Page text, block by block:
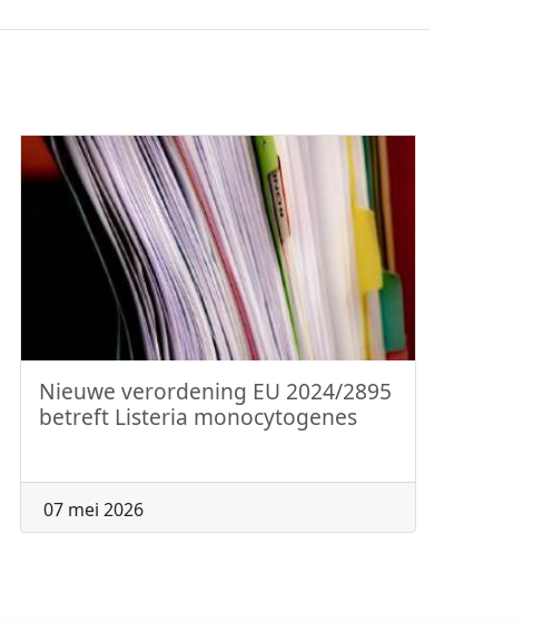
Nieuwe verordening EU 2024/2895
betreft Listeria monocytogenes
07 mei 2026